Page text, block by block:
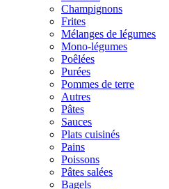
Champignons
Frites
Mélanges de légumes
Mono-légumes
Poêlées
Purées
Pommes de terre
Autres
Pâtes
Sauces
Plats cuisinés
Pains
Poissons
Pâtes salées
Bagels